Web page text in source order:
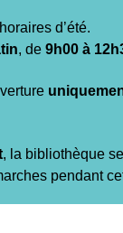
d’été.
, de 9h00 à
, la bibliothèque
pendant